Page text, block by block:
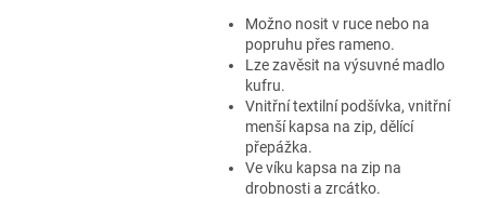
Možno nosit v ruce nebo na
popruhu přes rameno.
Lze zavěsit na výsuvné madlo
kufru.
Vnitřní textilní podšívka, vnitřní
menší kapsa na zip, dělící
přepážka.
Ve víku kapsa na zip na
drobnosti a zrcátko.